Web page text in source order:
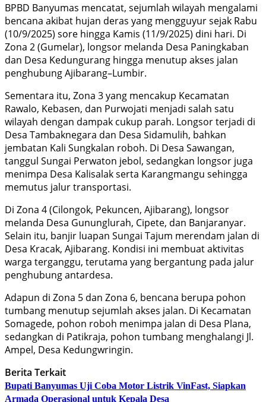
BPBD Banyumas mencatat, sejumlah wilayah mengalami
bencana akibat hujan deras yang mengguyur sejak Rabu
(10/9/2025) sore hingga Kamis (11/9/2025) dini hari. Di
Zona 2 (Gumelar), longsor melanda Desa Paningkaban
dan Desa Kedungurang hingga menutup akses jalan
penghubung Ajibarang–Lumbir.
Sementara itu, Zona 3 yang mencakup Kecamatan
Rawalo, Kebasen, dan Purwojati menjadi salah satu
wilayah dengan dampak cukup parah. Longsor terjadi di
Desa Tambaknegara dan Desa Sidamulih, bahkan
jembatan Kali Sungkalan roboh. Di Desa Sawangan,
tanggul Sungai Perwaton jebol, sedangkan longsor juga
menimpa Desa Kalisalak serta Karangmangu sehingga
memutus jalur transportasi.
Di Zona 4 (Cilongok, Pekuncen, Ajibarang), longsor
melanda Desa Gununglurah, Cipete, dan Banjaranyar.
Selain itu, banjir luapan Sungai Tajum merendam jalan di
Desa Kracak, Ajibarang. Kondisi ini membuat aktivitas
warga terganggu, terutama yang bergantung pada jalur
penghubung antardesa.
Adapun di Zona 5 dan Zona 6, bencana berupa pohon
tumbang menutup sejumlah akses jalan. Di Kecamatan
Somagede, pohon roboh menimpa jalan di Desa Plana,
sedangkan di Patikraja, pohon tumbang menghalangi Jl.
Ampel, Desa Kedungwringin.
Berita Terkait
Bupati Banyumas Uji Coba Motor Listrik VinFast, Siapkan
Armada Operasional untuk Kepala Desa